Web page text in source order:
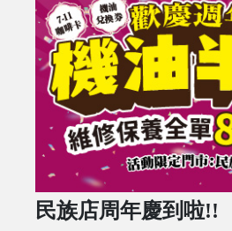
民族店周年慶到啦!!